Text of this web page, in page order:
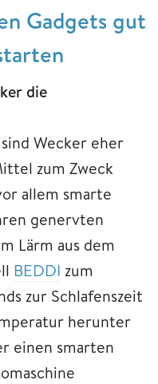
Gadgets gut
die
Wecker eher
zum Zweck
allem smarte
genervten
Lärm aus dem
BEDDI zum
zur Schlafenszeit
herunter
einen smarten